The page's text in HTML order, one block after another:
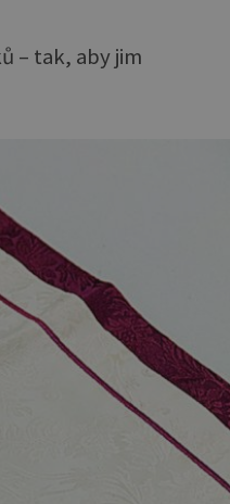
– tak, aby jim